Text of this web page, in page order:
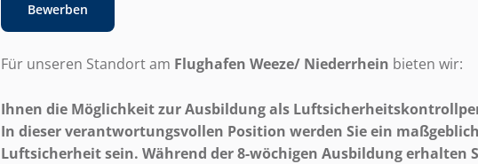
Bewerben
Für unseren Standort am Flughafen Weeze/ Niederrhein bieten wir:
Ihnen die Möglichkeit zur Ausbildung als
In dieser verantwortungsvollen Position werden Sie ein
Luftsicherheit sein. Während der 8-wöchigen Ausbildung erhalten